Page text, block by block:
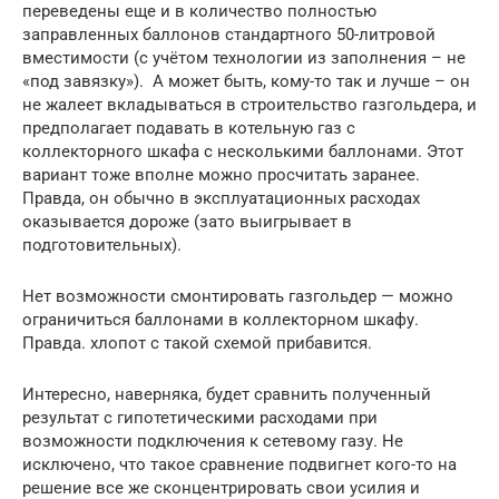
переведены еще и в количество полностью
заправленных баллонов стандартного 50-литровой
вместимости (с учётом технологии из заполнения – не
«под завязку»). А может быть, кому-то так и лучше – он
не жалеет вкладываться в строительство газгольдера, и
предполагает подавать в котельную газ с
коллекторного шкафа с несколькими баллонами. Этот
вариант тоже вполне можно просчитать заранее.
Правда, он обычно в эксплуатационных расходах
оказывается дороже (зато выигрывает в
подготовительных).
Нет возможности смонтировать газгольдер — можно
ограничиться баллонами в коллекторном шкафу.
Правда. хлопот с такой схемой прибавится.
Интересно, наверняка, будет сравнить полученный
результат с гипотетическими расходами при
возможности подключения к сетевому газу. Не
исключено, что такое сравнение подвигнет кого-то на
решение все же сконцентрировать свои усилия и